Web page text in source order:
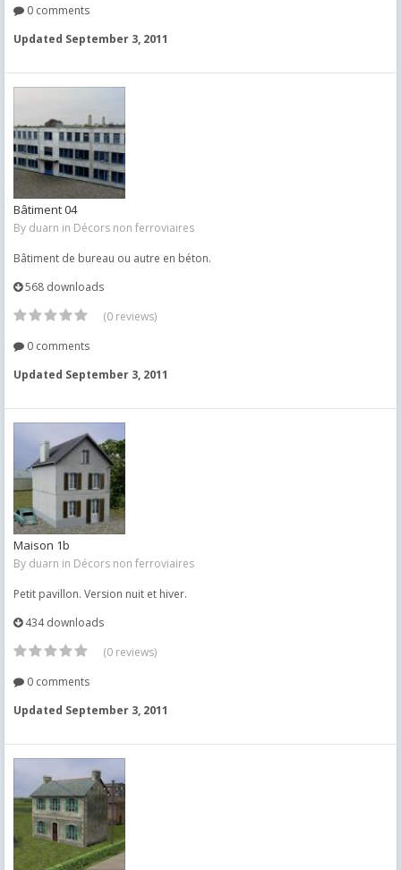
0 comments
Updated September 3, 2011
Bâtiment 04
By duarn in Décors non ferroviaires
Bâtiment de bureau ou autre en béton.
568 downloads
(0 reviews)
0 comments
Updated September 3, 2011
Maison 1b
By duarn in Décors non ferroviaires
Petit pavillon. Version nuit et hiver.
434 downloads
(0 reviews)
0 comments
Updated September 3, 2011